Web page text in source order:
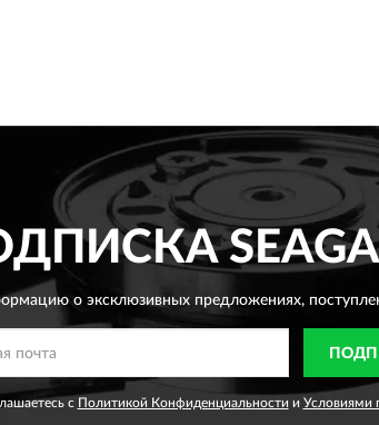
о эксклюзивных предложениях,
с Политикой Конфиденциальности и Условиями